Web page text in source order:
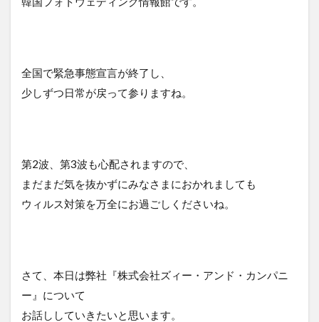
全国で緊急事態宣言が終了し、
少しずつ日常が戻って参りますね。
第2波、第3波も心配されますので、
まだまだ気を抜かずにみなさまにおかれましても
ウィルス対策を万全にお過ごしくださいね。
さて、本日は弊社『株式会社ズィー・アンド・カンパニ
ー』について
お話ししていきたいと思います。